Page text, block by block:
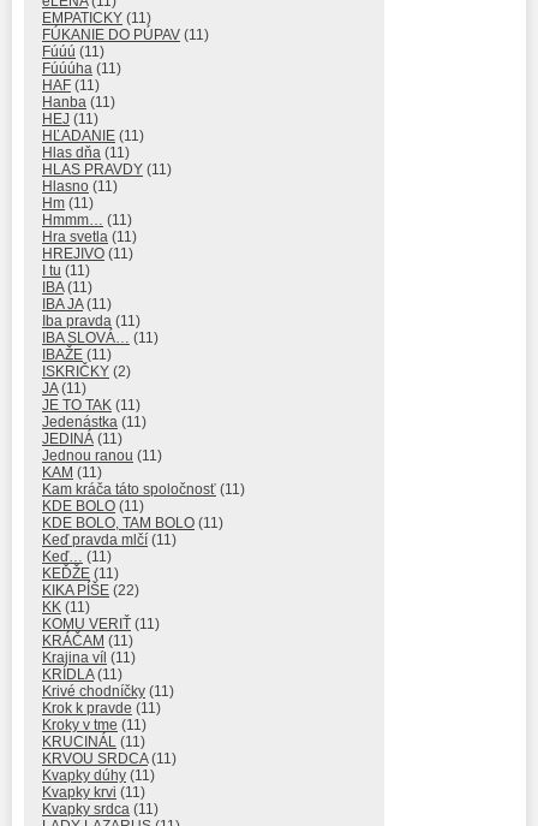
EMPATICKY (11)
FÚKANIE DO PÚPAV (11)
Fúúú (11)
Fúúúha (11)
HAF (11)
Hanba (11)
HEJ (11)
HĽADANIE (11)
Hlas dňa (11)
HLAS PRAVDY (11)
Hlasno (11)
Hm (11)
Hmmm… (11)
Hra svetla (11)
HREJIVO (11)
I tu (11)
IBA(11)
IBA JA(11)
Iba pravda (11)
IBA SLOVÁ… (11)
IBAŽE (11)
ISKRIČKY (2)
JA(11)
JE TO TAK (11)
Jedenástka (11)
JEDINÁ (11)
Jednou ranou (11)
KAM (11)
Kam kráča táto spoločnosť (11)
KDE BOLO (11)
KDE BOLO, TAM BOLO (11)
Keď pravda mlčí (11)
Keď… (11)
KEĎŽE (11)
KIKA PÍŠE (22)
KK (11)
KOMU VERIŤ (11)
KRÁČAM (11)
Krajina víl (11)
KRÍDLA(11)
Krivé chodníčky (11)
Krok k pravde (11)
Kroky v tme (11)
KRUCINÁL (11)
KRVOU SRDCA(11)
Kvapky dúhy (11)
Kvapky krvi (11)
Kvapky srdca (11)